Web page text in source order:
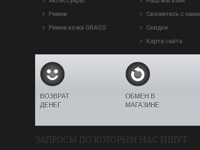
Ремни
Ремни кожа GRASS
Свяжитесь с нами
Скидки
Карта сайта
ВОЗВРАТ
ДЕНЕГ
ОБМЕН В
МАГАЗИНЕ
ЗАПРОСЫ ПО КОТОРЫМ НАС ИЩУТ